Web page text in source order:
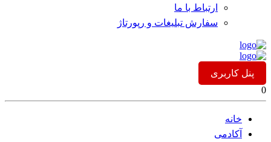
ارتباط با ما
سفارش تبلیغات و رپورتاژ
پنل کاربری
0
خانه
آکادمی